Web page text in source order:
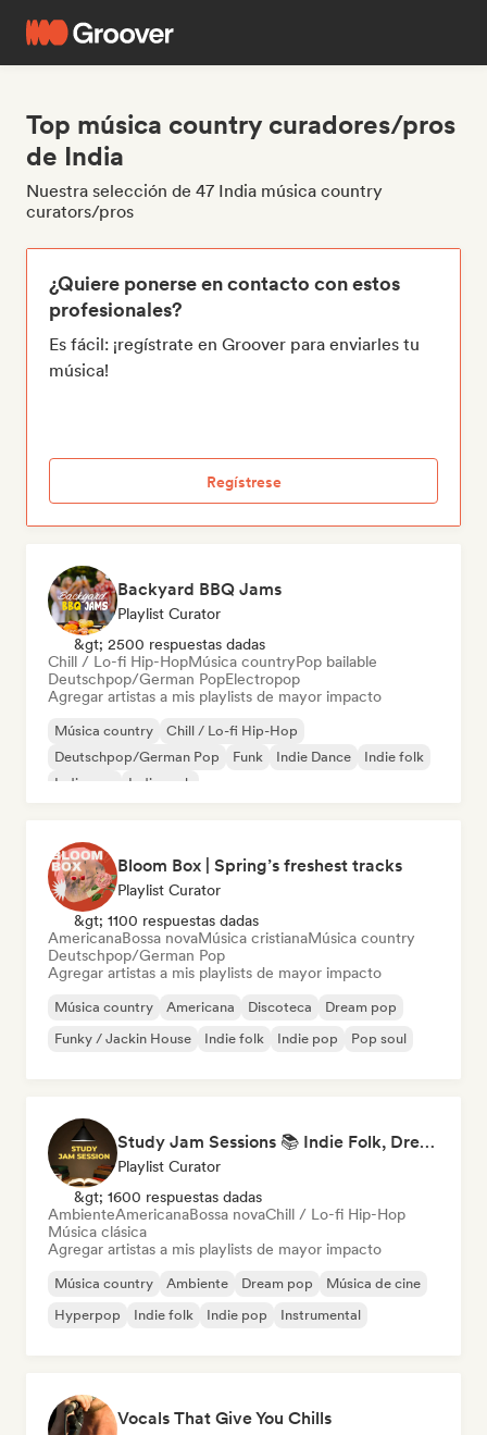
Top música country curadores/pros
de India
Nuestra selección de 47 India música country
curators/pros
¿Quiere ponerse en contacto con estos
profesionales?
Es fácil: ¡regístrate en Groover para enviarles tu
música!
Regístrese
Backyard BBQ Jams
Playlist Curator
&gt; 2500 respuestas dadas
Chill / Lo-fi Hip-HopMúsica countryPop bailable
Deutschpop/German PopElectropop
Agregar artistas a mis playlists de mayor impacto
Música country
Chill / Lo-fi Hip-Hop
Deutschpop/German Pop
Funk Indie Dance
Indie folk
Indie pop
Indie rock
Bloom Box | Spring’s freshest tracks
Playlist Curator
&gt; 1100 respuestas dadas
AmericanaBossa novaMúsica cristianaMúsica country
Deutschpop/German Pop
Agregar artistas a mis playlists de mayor impacto
Música country Americana Discoteca
Dream pop
Funky / Jackin House
Indie folk Indie pop Pop soul
Study Jam Sessions 📚 Indie Folk, Dream Pop & Singer-Songwriter
Playlist Curator
&gt; 1600 respuestas dadas
AmbienteAmericanaBossa novaChill / Lo-fi Hip-Hop
Música clásica
Agregar artistas a mis playlists de mayor impacto
Música country Ambiente Dream pop
Música de cine
Hyperpop
Indie folk Indie pop Instrumental
Vocals That Give You Chills